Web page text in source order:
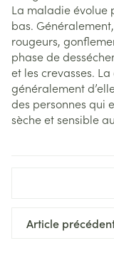
La maladie évolue
bas.
rougeurs,
phase de
et les crevasses.
généralement
des personnes qui
sèche et sensible
Article